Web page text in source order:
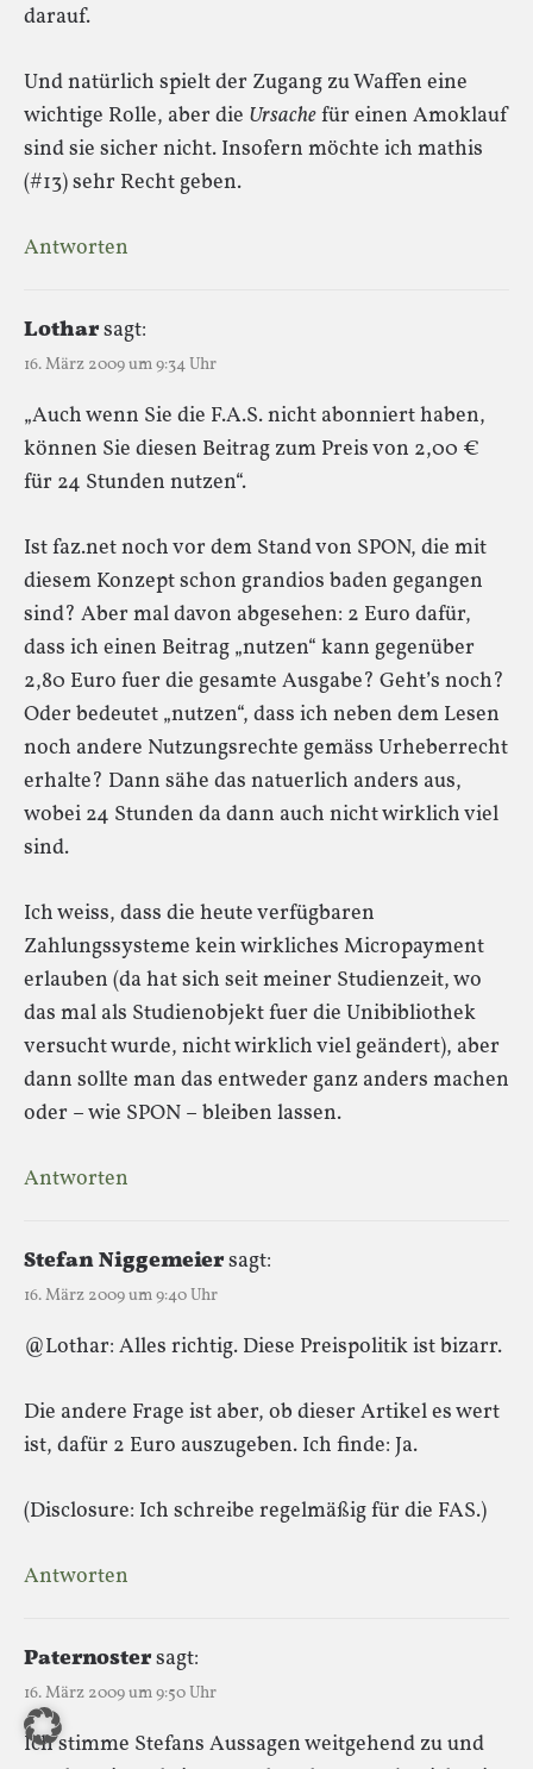
darauf.
Und natürlich spielt der Zugang zu Waffen eine
wichtige Rolle, aber die Ursachefür einen Amoklauf
sind sie sicher nicht. Insofern möchte ich mathis
(#13) sehr Recht geben.
Antworten
Lotharsagt:
16. März 2009 um 9:34 Uhr
„Auch wenn Sie die F.A.S. nicht abonniert haben,
können Sie diesen Beitrag zum Preis von 2,00 €
für 24 Stunden nutzen“.
Ist faz.net noch vor dem Stand von SPON, die mit
diesem Konzept schon grandios baden gegangen
sind? Aber mal davon abgesehen: 2 Euro dafür,
dass ich einen Beitrag „nutzen“ kann gegenüber
2,80 Euro fuer die gesamte Ausgabe? Geht’s noch?
Oder bedeutet „nutzen“, dass ich neben dem Lesen
noch andere Nutzungsrechte gemäss Urheberrecht
erhalte? Dann sähe das natuerlich anders aus,
wobei 24 Stunden da dann auch nicht wirklich viel
sind.
Ich weiss, dass die heute verfügbaren
Zahlungssysteme kein wirkliches Micropayment
erlauben (da hat sich seit meiner Studienzeit, wo
das mal als Studienobjekt fuer die Unibibliothek
versucht wurde, nicht wirklich viel geändert), aber
dann sollte man das entweder ganz anders machen
oder – wie SPON – bleiben lassen.
Antworten
Stefan Niggemeiersagt:
16. März 2009 um 9:40 Uhr
@Lothar: Alles richtig. Diese Preispolitik ist bizarr.
Die andere Frage ist aber, ob dieser Artikel es wert
ist, dafür 2 Euro auszugeben. Ich finde: Ja.
(Disclosure: Ich schreibe regelmäßig für die FAS.)
Antworten
Paternostersagt:
16. März 2009 um 9:50 Uhr
Ich stimme Stefans Aussagen weitgehend zu und